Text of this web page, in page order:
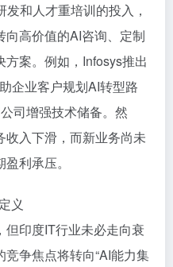
和人才重培训的投入，
高价值的AI咨询、定制
案。例如，Infosys推出
企业客户规划AI转型路
司增强技术储备。然
入下滑，而新业务尚未
利承压。
义
印度IT行业未必走向衰
争焦点将转向“AI能力集